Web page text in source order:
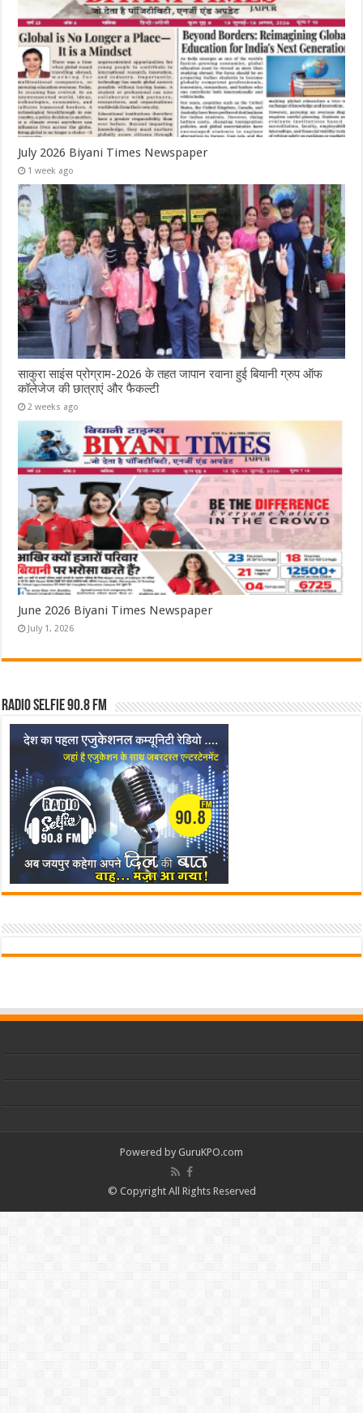
July 2026 Biyani Times Newspaper
1 week ago
साकुरा साइंस प्रोग्राम-2026 के तहत जापान रवाना हुई बियानी ग्रुप ऑफ
कॉलेजेज की छात्राएं और फैकल्टी
2 weeks ago
June 2026 Biyani Times Newspaper
July 1, 2026
Radio Selfie 90.8 FM
Powered by GuruKPO.com
© Copyright All Rights Reserved